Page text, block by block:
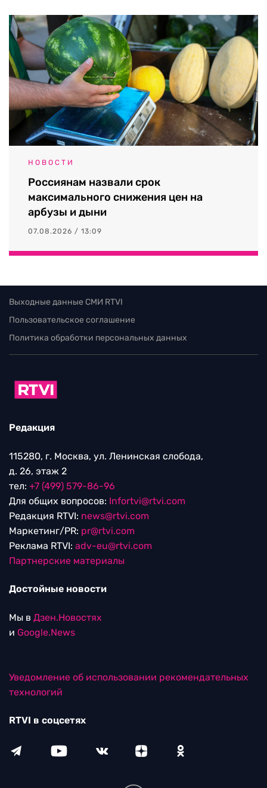
НОВОСТИ
Россиянам назвали срок
максимального снижения цен на
арбузы и дыни
07.08.2026 / 13:09
Выходные данные СМИ RTVI
Пользовательское соглашение
Политика обработки персональных данных
Редакция
115280, г. Москва, ул. Ленинская слобода,
д. 26, этаж 2
тел: +7 (499) 579-86-96
Для общих вопросов: Infortvi@rtvi.com
Редакция RTVI: news@rtvi.com
Маркетинг/PR: pr@rtvi.com
Реклама RTVI: adv-eu@rtvi.com
Партнерские материалы
Достойные новости
Мы в Дзен.Новостях
и Google.News
Уведомление об использовании рекомендательных
технологий
RTVI в соцсетях